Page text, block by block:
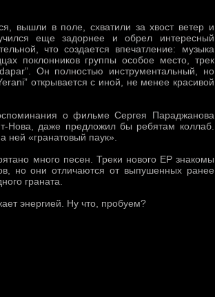
вышли в поле, схватили за хвост ветер и
еще задорнее и обрел интересный
что создается впечатление: музыка
поклонников группы особое место, трек
Он полностью инструментальный, но
открывается с иной, не менее красивой
о фильме Сергея Параджанова
Нова, даже предложил бы ребятам коллаб.
ней «гранатовый паук».
много песен. Треки нового ЕР знакомы
но они отличаются от выпушенных ранее
граната.
энергией. Ну что, пробуем?